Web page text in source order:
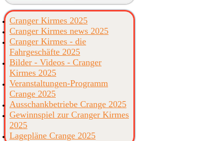
Cranger Kirmes 2025
Cranger Kirmes news 2025
Cranger Kirmes - die
Fahrgeschäfte 2025
Bilder - Videos - Cranger
Kirmes 2025
Veranstaltungen-Programm
Crange 2025
Ausschankbetriebe Crange 2025
Gewinnspiel zur Cranger Kirmes
2025
Lagepläne Crange 2025